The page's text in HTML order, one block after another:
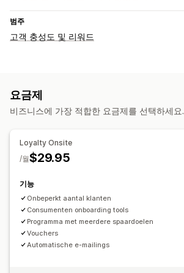
범주
고객 충성도 및 리워드
요금제
비즈니스에 가장 적합한 요금제를 선택하세요.
Loyalty Onsite
$29.95
/월
기능
Onbeperkt aantal klanten
Consumenten onboarding tools
Programma met meerdere spaardoelen
Vouchers
Automatische e-mailings